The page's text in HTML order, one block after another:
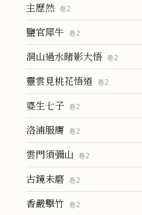
主歷然 卷2
鹽官犀牛 卷2
洞山過水睹影大悟 卷2
靈雲見桃花悟道 卷2
婆生七子 卷2
洛浦服膺 卷2
雲門須彌山 卷2
古鏡未磨 卷2
香嚴擊竹 卷2